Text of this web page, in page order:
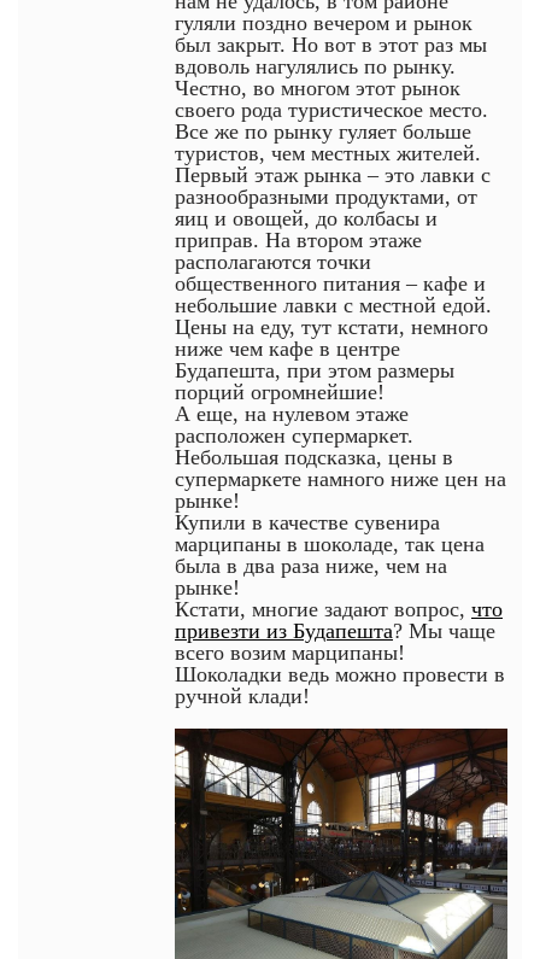
гуляли поздно вечером и рынок
был закрыт. Но вот в этот раз мы
вдоволь нагулялись по рынку.
Честно, во многом этот рынок
своего рода туристическое место.
Все же по рынку гуляет больше
туристов, чем местных жителей.
Первый этаж рынка – это лавки с
разнообразными продуктами, от
яиц и овощей, до колбасы и
приправ. На втором этаже
располагаются точки
общественного питания – кафе и
небольшие лавки с местной едой.
Цены на еду, тут кстати, немного
ниже чем кафе в центре
Будапешта, при этом размеры
порций огромнейшие!
А еще, на нулевом этаже
расположен супермаркет.
Небольшая подсказка, цены в
супермаркете намного ниже цен на
рынке!
Купили в качестве сувенира
марципаны в шоколаде, так цена
была в два раза ниже, чем на
рынке!
Кстати, многие задают вопрос, что
привезти из Будапешта? Мы чаще
всего возим марципаны!
Шоколадки ведь можно провести в
ручной клади!